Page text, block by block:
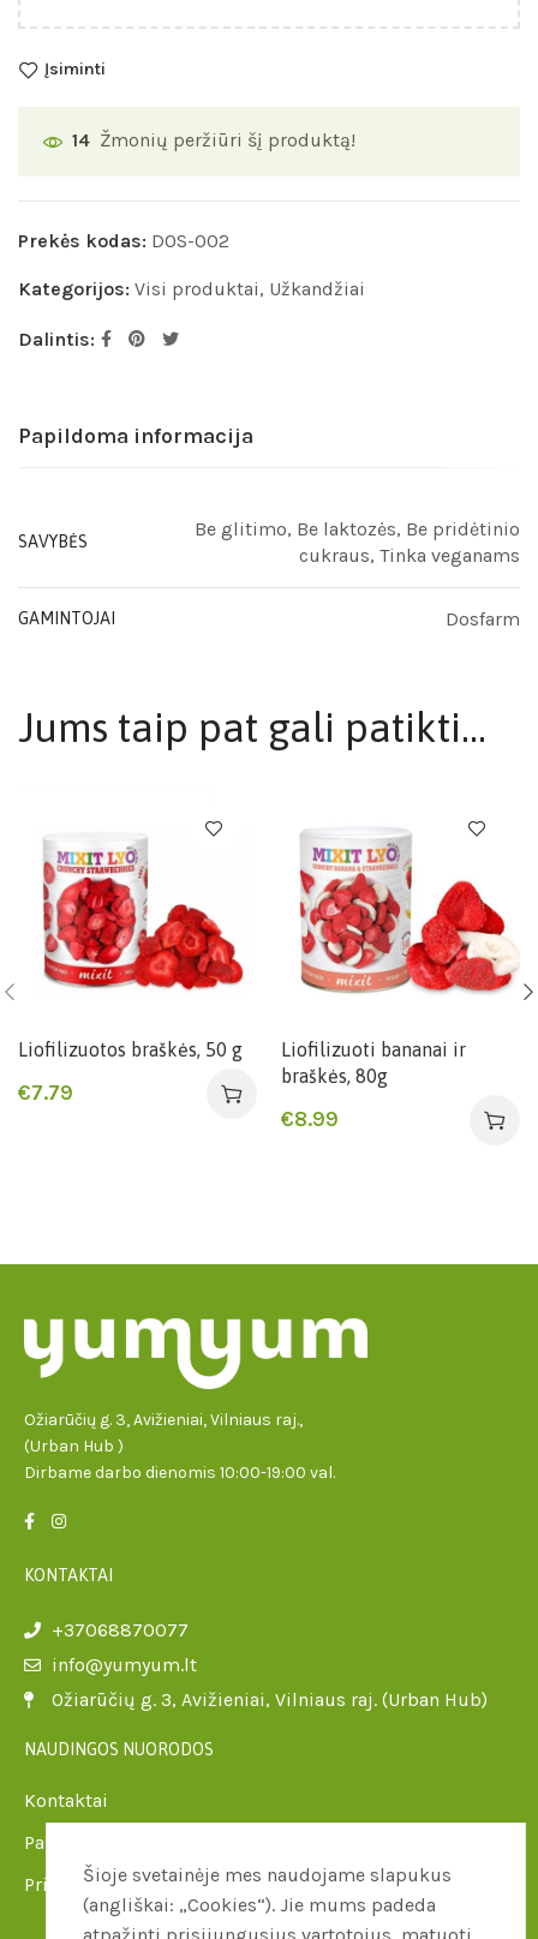
Įsiminti
14 Žmonių peržiūri šį produktą!
Prekės kodas: DOS-002
Kategorijos: Visi produktai, Užkandžiai
Dalintis:
Papildoma informacija
SAVYBĖS
Be glitimo, Be laktozės, Be pridėtinio
cukraus, Tinka veganams
GAMINTOJAI Dosfarm
Jums taip pat gali patikti…
Liofilizuotos braškės, 50 g
€7.79
Liofilizuoti bananai ir
braškės, 80g
€8.99
Ožiarūčių g. 3, Avižieniai, Vilniaus raj.,
(Urban Hub )
Dirbame darbo dienomis 10:00-19:00 val.
KONTAKTAI
+37068870077
info@yumyum.lt
Ožiarūčių g. 3, Avižieniai, Vilniaus raj. (Urban Hub)
NAUDINGOS NUORODOS
Kontaktai
Paslaugų teikimo sąlygos
Privatumo politika
Šioje svetainėje mes naudojame slapukus
(angliškai: „Cookies“). Jie mums padeda